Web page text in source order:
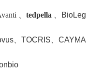
、 tedpella
、TOCRIS 、